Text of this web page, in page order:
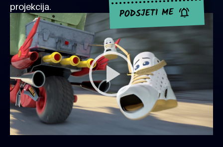
projekcija.
PODSJETI ME